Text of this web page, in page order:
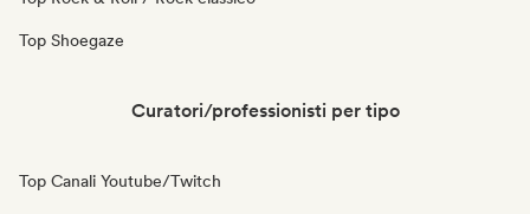
Top Shoegaze
Curatori/professionisti per tipo
Top Canali Youtube/Twitch